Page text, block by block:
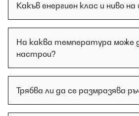
Какъв енергиен клас и ниво
На каква температура може
настрои?
Трябва ли да се размразява